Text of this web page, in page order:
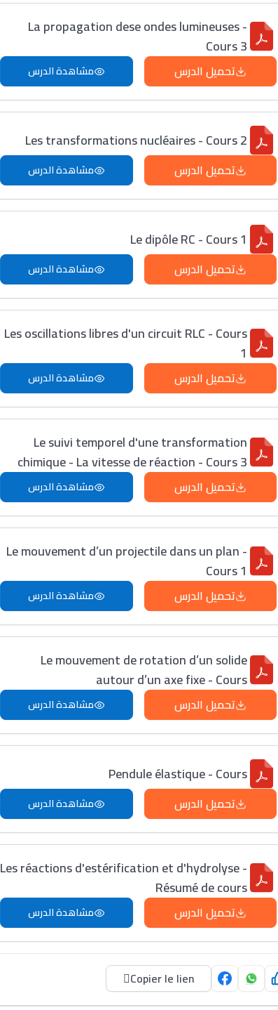
La propagation dese ondes lumineuses -
Cours 3
تحميل الدرس مشاهدة الدرس
Les transformations nucléaires - Cours 2
تحميل الدرس مشاهدة الدرس
Le dipôle RC - Cours 1
تحميل الدرس مشاهدة الدرس
Les oscillations libres d'un circuit RLC - Cours
1
تحميل الدرس مشاهدة الدرس
Le suivi temporel d'une transformation
chimique - La vitesse de réaction - Cours 3
تحميل الدرس مشاهدة الدرس
Le mouvement d’un projectile dans un plan -
Cours 1
تحميل الدرس مشاهدة الدرس
Le mouvement de rotation d’un solide
autour d’un axe fixe - Cours
تحميل الدرس مشاهدة الدرس
Pendule élastique - Cours
تحميل الدرس مشاهدة الدرس
Les réactions d'estérification et d'hydrolyse -
Résumé de cours
تحميل الدرس مشاهدة الدرس
Copier le lien